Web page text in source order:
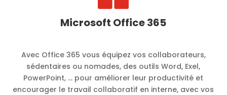
Microsoft Office 365
Avec Office 365 vous équipez vos collaborateurs,
sédentaires ou nomades, des outils Word, Exel,
PowerPoint, … pour améliorer leur productivité et
encourager le travail collaboratif en interne, avec vos